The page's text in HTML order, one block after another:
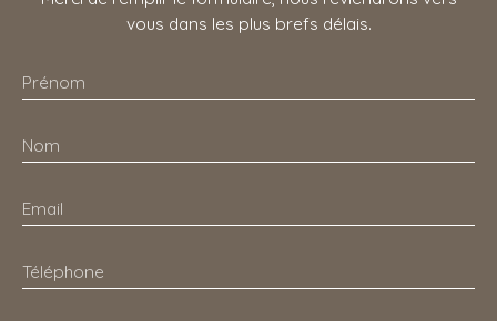
vous dans les plus brefs délais.
Prénom
Nom
Email
Téléphone